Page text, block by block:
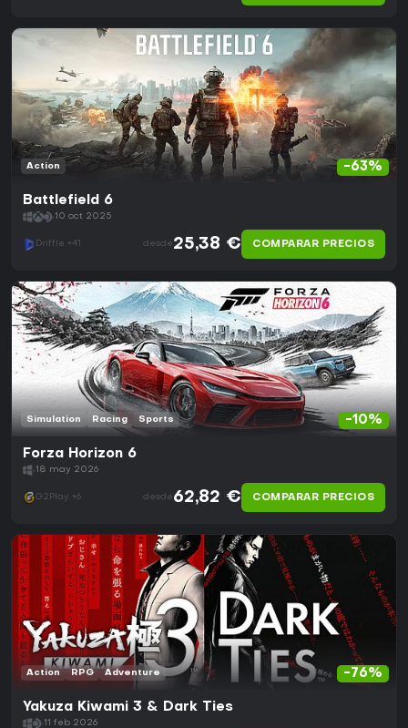
-63%
Action
Battlefield 6
10 oct 2025
Driffle +41 desde 25,38 € COMPARAR PRECIOS
-10%
Simulation Racing Sports
Forza Horizon 6
18 may 2026
G2Play +6 desde 62,82 € COMPARAR PRECIOS
-76%
Action RPG Adventure
Yakuza Kiwami 3 & Dark Ties
11 feb 2026